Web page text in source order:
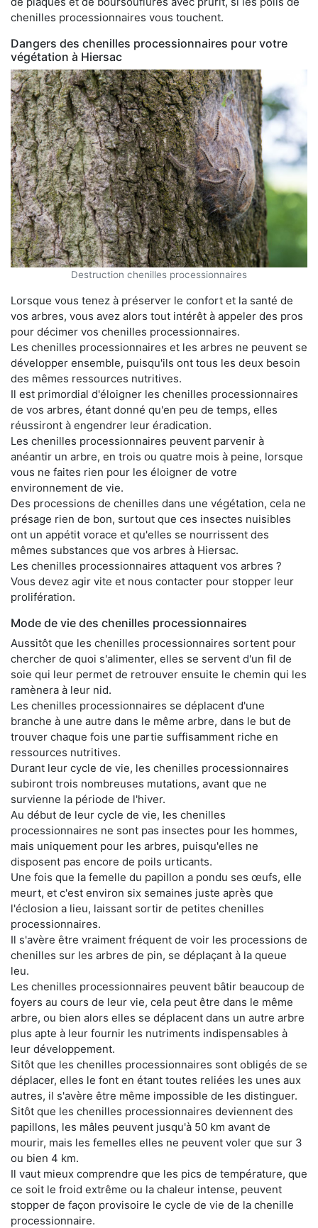
chenilles processionnaires vous touchent.
Dangers des chenilles processionnaires pour votre
végétation à Hiersac
Destruction chenilles processionnaires
Lorsque vous tenez à préserver le confort et la santé de
vos arbres, vous avez alors tout intérêt à appeler des pros
pour décimer vos chenilles processionnaires.
Les chenilles processionnaires et les arbres ne peuvent se
développer ensemble, puisqu'ils ont tous les deux besoin
des mêmes ressources nutritives.
Il est primordial d'éloigner les chenilles processionnaires
de vos arbres, étant donné qu'en peu de temps, elles
réussiront à engendrer leur éradication.
Les chenilles processionnaires peuvent parvenir à
anéantir un arbre, en trois ou quatre mois à peine, lorsque
vous ne faites rien pour les éloigner de votre
environnement de vie.
Des processions de chenilles dans une végétation, cela ne
présage rien de bon, surtout que ces insectes nuisibles
ont un appétit vorace et qu'elles se nourrissent des
mêmes substances que vos arbres à Hiersac.
Les chenilles processionnaires attaquent vos arbres ?
Vous devez agir vite et nous contacter pour stopper leur
prolifération.
Mode de vie des chenilles processionnaires
Aussitôt que les chenilles processionnaires sortent pour
chercher de quoi s'alimenter, elles se servent d'un fil de
soie qui leur permet de retrouver ensuite le chemin qui les
ramènera à leur nid.
Les chenilles processionnaires se déplacent d'une
branche à une autre dans le même arbre, dans le but de
trouver chaque fois une partie suffisamment riche en
ressources nutritives.
Durant leur cycle de vie, les chenilles processionnaires
subiront trois nombreuses mutations, avant que ne
survienne la période de l'hiver.
Au début de leur cycle de vie, les chenilles
processionnaires ne sont pas insectes pour les hommes,
mais uniquement pour les arbres, puisqu'elles ne
disposent pas encore de poils urticants.
Une fois que la femelle du papillon a pondu ses œufs, elle
meurt, et c'est environ six semaines juste après que
l'éclosion a lieu, laissant sortir de petites chenilles
processionnaires.
Il s'avère être vraiment fréquent de voir les processions de
chenilles sur les arbres de pin, se déplaçant à la queue
leu.
Les chenilles processionnaires peuvent bâtir beaucoup de
foyers au cours de leur vie, cela peut être dans le même
arbre, ou bien alors elles se déplacent dans un autre arbre
plus apte à leur fournir les nutriments indispensables à
leur développement.
Sitôt que les chenilles processionnaires sont obligés de se
déplacer, elles le font en étant toutes reliées les unes aux
autres, il s'avère être même impossible de les distinguer.
Sitôt que les chenilles processionnaires deviennent des
papillons, les mâles peuvent jusqu'à 50 km avant de
mourir, mais les femelles elles ne peuvent voler que sur 3
ou bien 4 km.
Il vaut mieux comprendre que les pics de température, que
ce soit le froid extrême ou la chaleur intense, peuvent
stopper de façon provisoire le cycle de vie de la chenille
processionnaire.